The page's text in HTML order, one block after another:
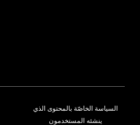
السياسة الخاصّة بالمحتوى الذي
ينشئه المستخدمون